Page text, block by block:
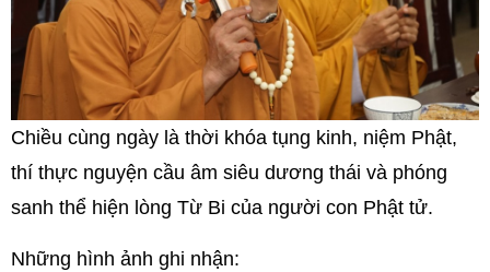
Chiều cùng ngày là thời khóa tụng kinh, niệm Phật,
thí thực nguyện cầu âm siêu dương thái và phóng
sanh thể hiện lòng Từ Bi của người con Phật tử.
Những hình ảnh ghi nhận: